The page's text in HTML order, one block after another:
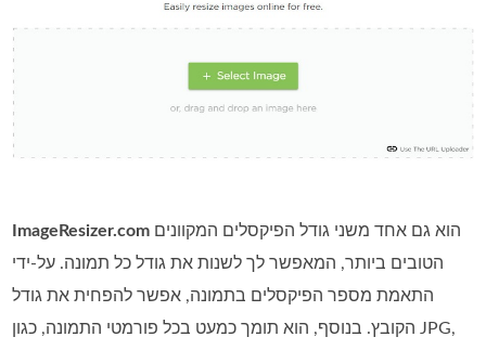
ImageResizer.com
הטובים ביותר, המאפשר לך לשנות את גודל כל תמונה. על‑ידי
התאמת מספר הפיקסלים בתמונה, אפשר להפחית את גודל
הקובץ. בנוסף, הוא תומך כמעט בכל פורמטי התמונה, כגון JPG,‏